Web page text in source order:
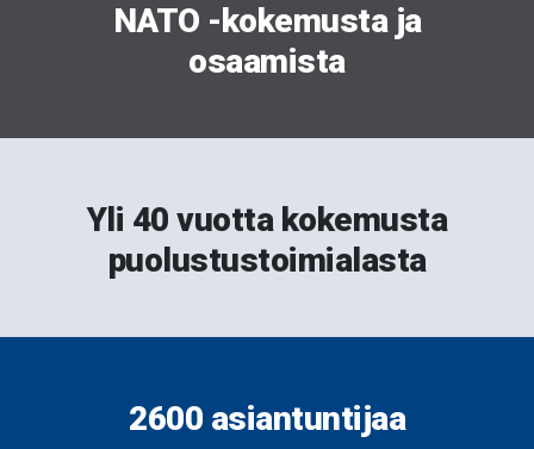
NATO -kokemusta ja
osaamista
Yli 40 vuotta kokemusta
puolustustoimialasta
2600 asiantuntijaa